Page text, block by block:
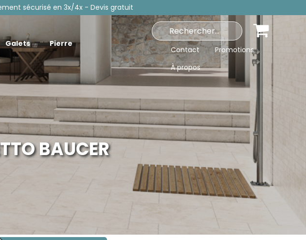
sécurisé en 3x/4x - Devis gratuit
Galets Pierre
Contact
Promotions
À propos
BAUCER